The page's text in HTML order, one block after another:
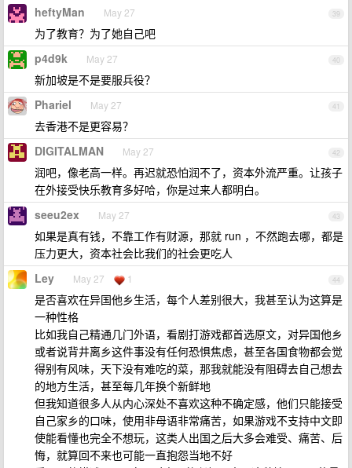
39
heftyMan May 27
为了教育？为了她自己吧
40
p4d9k May 27
新加坡是不是要服兵役？
41
Phariel May 27
去香港不是更容易？
42
DIGITALMAN May 27
润吧，像老高一样。再迟就恐怕润不了，资本外流严重。让孩子
在外接受快乐教育多好哈，你是过来人都明白。
43
seeu2ex May 27
如果是真有钱，不靠工作有财源，那就 run ，不然跑去哪，都是
压力更大，资本社会比我们的社会更吃人
44
Ley May 27 1
是否喜欢在异国他乡生活，每个人差别很大，我甚至认为这算是
一种性格
比如我自己精通几门外语，看剧打游戏都首选原文，对异国他乡
或者说背井离乡这件事没有任何恐惧焦虑，甚至各国食物都会觉
得别有风味，天下没有难吃的菜，那我就能没有阻碍去自己想去
的地方生活，甚至每几年换个新鲜地
但我知道很多人从内心深处不喜欢这种不确定感，他们只能接受
自己家乡的口味，使用非母语非常痛苦，如果游戏不支持中文即
使能看懂也完全不想玩，这类人出国之后大多会难受、痛苦、后
悔，就算回不来也可能一直抱怨当地不好